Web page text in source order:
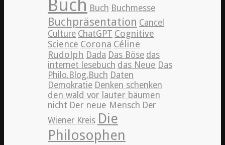
Buch Buch Buchmesse
Buchpräsentation Cancel
Culture ChatGPT Cognitive
Science Corona Céline
Rudolph Dada Das Böse das
internet lesebuch das Neue Das
Philo.Blog.Buch Daten
Demokratie Denken schenken
den wald vor lauter bäumen
nicht Der neue Mensch Der
Wiener Kreis Die
Philosophen